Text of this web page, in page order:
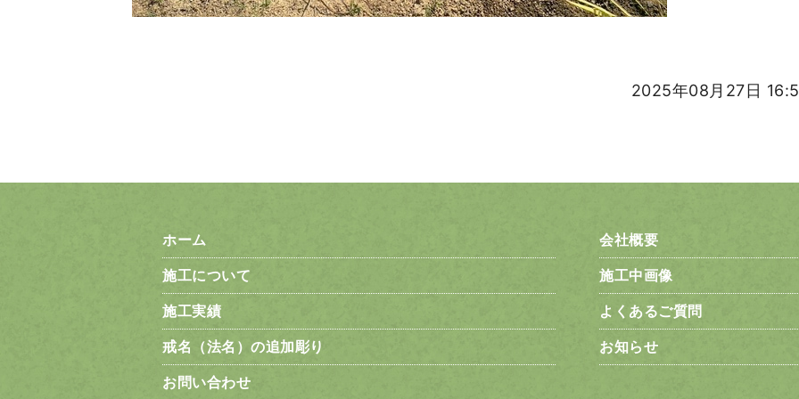
2025年08月27日
ホーム
施工について
施工実績
戒名（法名）の追加彫り
お問い合わせ
会社概要
施工中画像
よくあるご質問
お知らせ